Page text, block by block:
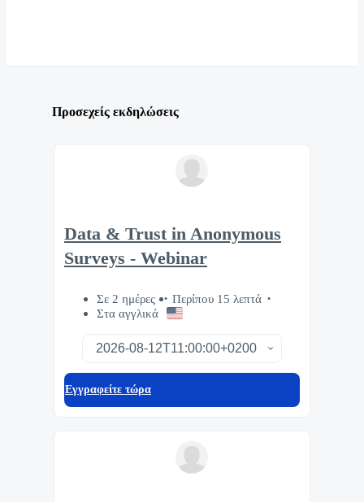
Προσεχείς εκδηλώσεις
Data & Trust in Anonymous
Surveys - Webinar
Σε 2 ημέρες
Περίπου 15 λεπτά
Στα αγγλικά
Eγγραφείτε τώρα